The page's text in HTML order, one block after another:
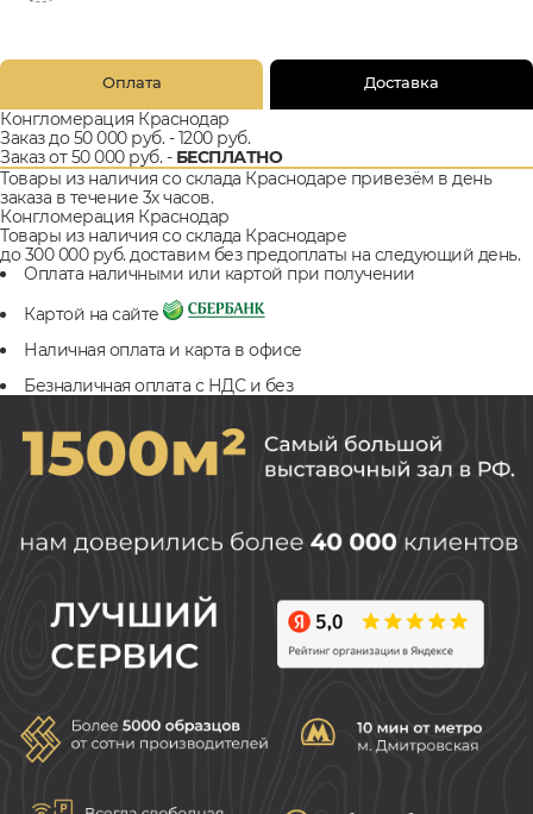
Оплата Доставка
Конгломерация Краснодар
Заказ до 50 000 руб. - 1200 руб.
Заказ от 50 000 руб. - БЕСПЛАТНО
Товары из наличия со склада Краснодаре привезём в день
заказа в течение 3х часов.
Конгломерация Краснодар
Товары из наличия со склада Краснодаре
до 300 000 руб. доставим без предоплаты на следующий день.
Оплата наличными или картой при получении
Картой на сайте
Наличная оплата и карта в офисе
Безналичная оплата с НДС и без